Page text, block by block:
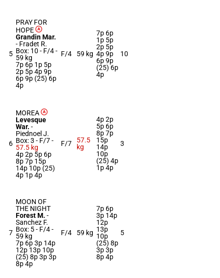
5
PRAY FOR
HOPE
Grandin Mar.
- Fradet R.
Box: 10 - F/4 -
59 kg
7p 6p 1p 5p
2p 5p 4p 9p
6p 9p (25) 6p
4p
F/4 59 kg
7p 6p
1p 5p
2p 5p
4p 9p
6p 9p
(25) 6p
4p
10
6
MOREA
Levesque
War. -
Piednoel J.
Box: 3 - F/7 -
57.5 kg
4p 2p 5p 6p
8p 7p 15p
14p 10p (25)
4p 1p 4p
F/7
57.5
kg
4p 2p
5p 6p
8p 7p
15p
14p
10p
(25) 4p
1p 4p
3
7
MOON OF
THE NIGHT
Forest M. -
Sanchez F.
Box: 5 - F/4 -
59 kg
7p 6p 3p 14p
12p 13p 10p
(25) 8p 3p 3p
8p 4p
F/4 59 kg
7p 6p
3p 14p
12p
13p
10p
(25) 8p
3p 3p
8p 4p
5